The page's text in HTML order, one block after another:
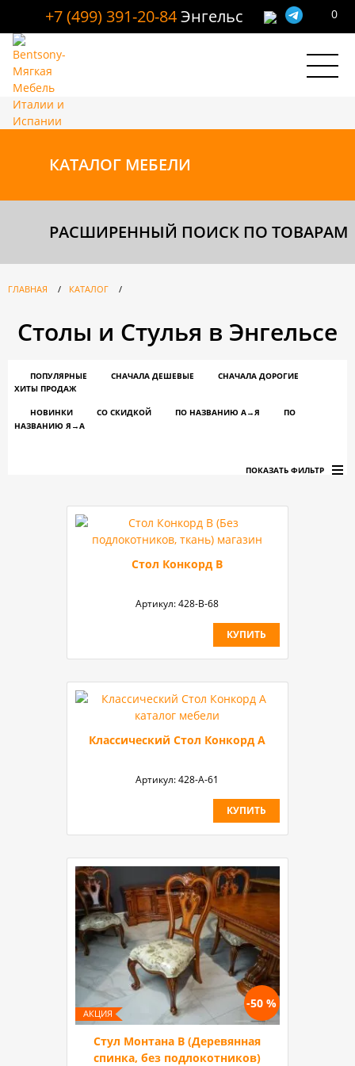
+7 (499) 391-20-84Энгельс 0
КАТАЛОГ МЕБЕЛИ
РАСШИРЕННЫЙ ПОИСК ПО ТОВАРАМ
ГЛАВНАЯ / КАТАЛОГ /
Столы и Стулья в Энгельсе
ПОПУЛЯРНЫЕ СНАЧАЛА ДЕШЕВЫЕ
СНАЧАЛА ДОРОГИЕ
ХИТЫ ПРОДАЖ
НОВИНКИ СО СКИДКОЙ ПО НАЗВАНИЮ A→Я
ПО
НАЗВАНИЮ Я→А
ПОКАЗАТЬ ФИЛЬТР
Стол Конкорд В
Артикул:428-В-68
КУПИТЬ
Классический Стол Конкорд А
Артикул:428-А-61
КУПИТЬ
Стул Монтана B (Деревянная
спинка, без подлокотников)
-50 %